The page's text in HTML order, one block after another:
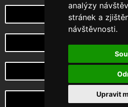
analýzy
stránek a
návštěvnosti.
Upravit
Choketopus
CHoketopus
PRAVIDLA OCHRANY A
OBCHODNÍ